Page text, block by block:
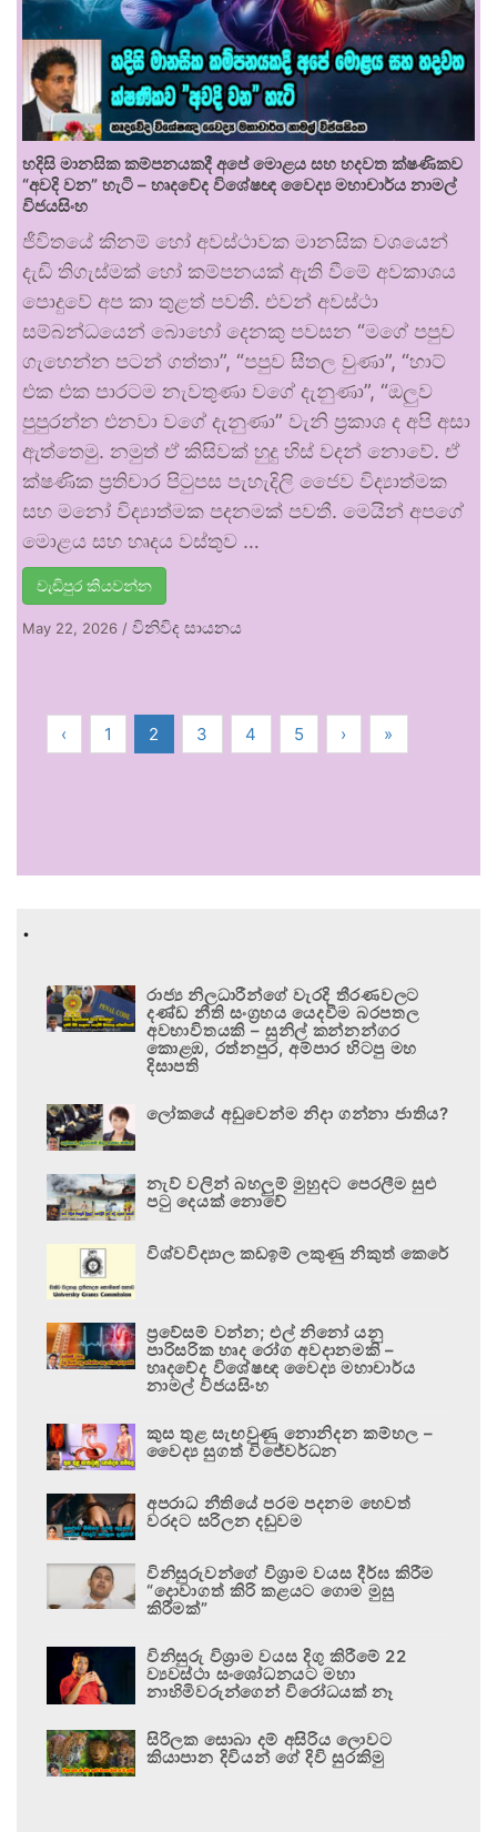
හදිසි මානසික කම්පනයකදී අපේ මොළය සහ හදවත ක්ෂණිකව
“අවදි වන” හැටි – හෘදවේද විශේෂඥ වෛද්‍ය මහාචාර්ය නාමල්
විජයසිංහ
ජීවිතයේ කිනම් හෝ අවස්ථාවක මානසික වශයෙන්
දැඩි තිගැස්මක් හෝ කම්පනයක් ඇති වීමේ අවකාශය
පොදුවේ අප කා තුළත් පවතී. එවන් අවස්ථා
සම්බන්ධයෙන් බොහෝ දෙනකු පවසන “මගේ පපුව
ගැහෙන්න පටන් ගත්තා”, “පපුව සීතල වුණා”, “හාට්
එක එක පාරටම නැවතුණා වගේ දැනුණා”, “ඔලුව
පුපුරන්න එනවා වගේ දැනුණා” වැනි ප්‍රකාශ ද අපි අසා
ඇත්තෙමු. නමුත් ඒ කිසිවක් හුදු හිස් වදන් නොවේ. ඒ
ක්ෂණික ප්‍රතිචාර පිටුපස පැහැදිලි ජෛව විද්‍යාත්මක
සහ මනෝ විද්‍යාත්මක පදනමක් පවතී. මෙයින් අපගේ
මොළය සහ හෘදය වස්තුව …
වැඩිපුර කියවන්න
May 22, 2026 / විනිවිද සායනය
‹ 1 2 3 4 5 › »
.
රාජ්‍ය නිලධාරීන්ගේ වැරදි තීරණවලට
දණ්ඩ නීති සංග්‍රහය යෙදවීම බරපතල
අවභාවිතයකි – සුනිල් කන්නන්ගර
කොළඹ, රත්නපුර, අම්පාර හිටපු මහ
දිසාපති
ලෝකයේ අඩුවෙන්ම නිදා ගන්නා ජාතිය?
නැව් වලින් බහලුම් මුහුදට පෙරලීම සුළු
පටු දෙයක් නොවේ
විශ්වවිද්‍යාල කඩඉම් ලකුණු නිකුත් කෙරේ
ප්‍රවේසම් වන්න; එල් නිනෝ යනු
පාරිසරික හෘද රෝග අවදානමකි –
හෘදවේද විශේෂඥ වෛද්‍ය මහාචාර්ය
නාමල් විජයසිංහ
කුස තුළ සැඟවුණු නොනිදන කම්හල –
වෛද්‍ය සුගත් විජේවර්ධන
අපරාධ නීතියේ පරම පදනම හෙවත්
වරදට සරිලන දඬුවම
විනිසුරුවන්ගේ විශ්‍රාම වයස දීර්ඝ කිරීම
“දොවාගත් කිරි කළයට ගොම මුසු
කිරීමක්”
විනිසුරු විශ්‍රාම වයස දිගු කිරීමේ 22
ව්‍යවස්ථා සංශෝධනයට මහා
නාහිමිවරුන්ගෙන් විරෝධයක් නෑ
සිරිලක සොබා දම් අසිරිය ලොවට
කියාපාන දිවියන් ගේ දිවි සුරකිමු